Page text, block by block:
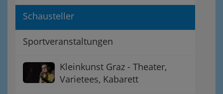
Schausteller
Sportveranstaltungen
Kleinkunst Graz - Theater,
Varietees, Kabarett